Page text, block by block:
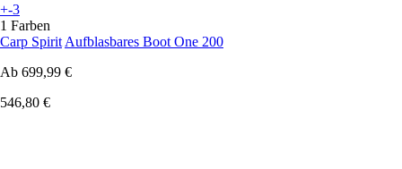
+-3
1 Farben
Carp Spirit Aufblasbares Boot One 200
Ab 699,99 €
546,80 €